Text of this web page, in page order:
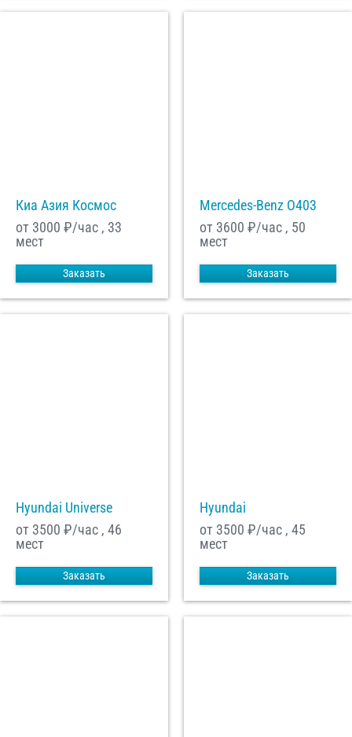
Киа Азия Космос
от 3000 ₽/час , 33
мест
Заказать
Mercedes-Benz О403
от 3600 ₽/час , 50
мест
Заказать
Hyundai Universe
от 3500 ₽/час , 46
мест
Заказать
Hyundai
от 3500 ₽/час , 45
мест
Заказать